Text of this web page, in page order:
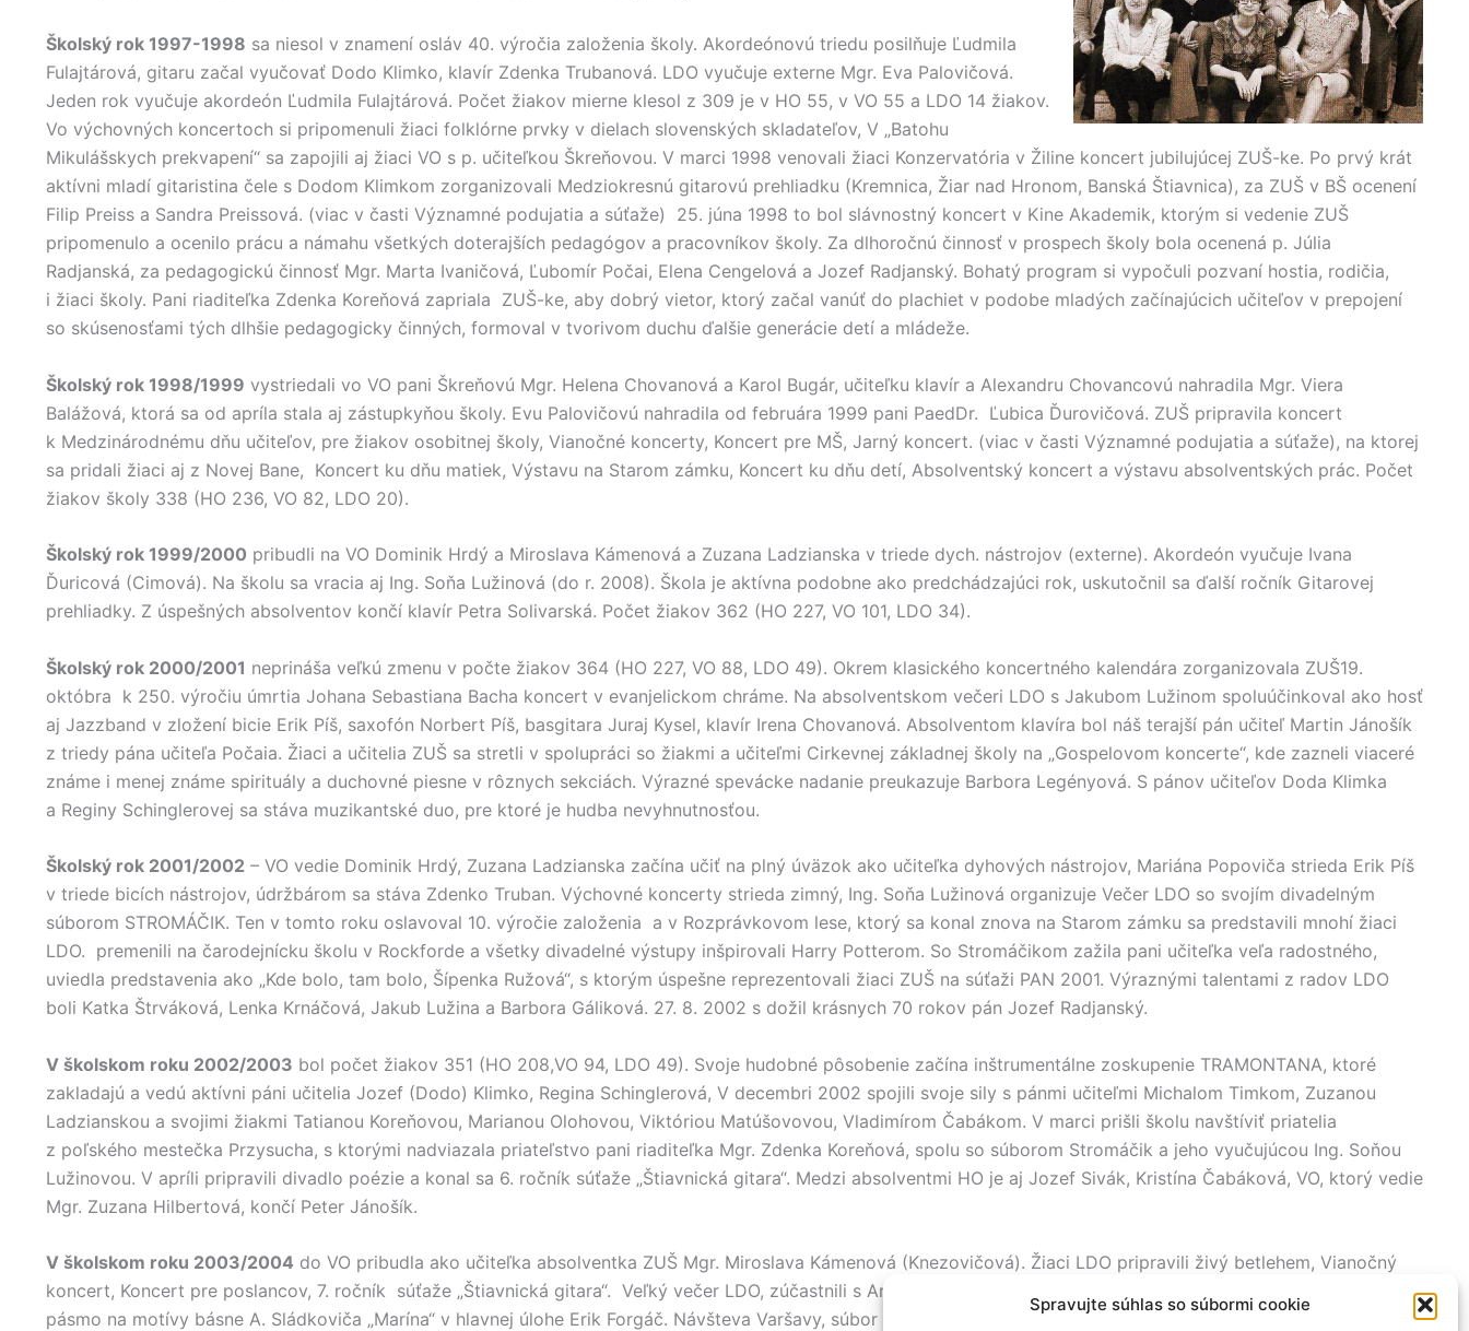
Spravujte súhlas so súbormi cookie
Školský rok 1997-1998 sa niesol v znamení osláv 40. výročia založenia školy. Akordeónovú triedu posilňuje Ľudmila
Fulajtárová, gitaru začal vyučovať Dodo Klimko, klavír Zdenka Trubanová. LDO vyučuje externe Mgr. Eva Palovičová.
Jeden rok vyučuje akordeón Ľudmila Fulajtárová. Počet žiakov mierne klesol z 309 je v HO 55, v VO 55 a LDO 14 žiakov.
Vo výchovných koncertoch si pripomenuli žiaci folklórne prvky v dielach slovenských skladateľov, V „Batohu
Mikulášskych prekvapení“ sa zapojili aj žiaci VO s p. učiteľkou Škreňovou. V marci 1998 venovali žiaci Konzervatória v Žiline koncert jubilujúcej ZUŠ-ke. Po prvý krát
aktívni mladí gitaristina čele s Dodom Klimkom zorganizovali Medziokresnú gitarovú prehliadku (Kremnica, Žiar nad Hronom, Banská Štiavnica), za ZUŠ v BŠ ocenení
Filip Preiss a Sandra Preissová. (viac v časti Významné podujatia a súťaže) 25. júna 1998 to bol slávnostný koncert v Kine Akademik, ktorým si vedenie ZUŠ
pripomenulo a ocenilo prácu a námahu všetkých doterajších pedagógov a pracovníkov školy. Za dlhoročnú činnosť v prospech školy bola ocenená p. Júlia
Radjanská, za pedagogickú činnosť Mgr. Marta Ivaničová, Ľubomír Počai, Elena Cengelová a Jozef Radjanský. Bohatý program si vypočuli pozvaní hostia, rodičia,
i žiaci školy. Pani riaditeľka Zdenka Koreňová zapriala ZUŠ-ke, aby dobrý vietor, ktorý začal vanúť do plachiet v podobe mladých začínajúcich učiteľov v prepojení
so skúsenosťami tých dlhšie pedagogicky činných, formoval v tvorivom duchu ďalšie generácie detí a mládeže.
Školský rok 1998/1999 vystriedali vo VO pani Škreňovú Mgr. Helena Chovanová a Karol Bugár, učiteľku klavír a Alexandru Chovancovú nahradila Mgr. Viera
Balážová, ktorá sa od apríla stala aj zástupkyňou školy. Evu Palovičovú nahradila od februára 1999 pani PaedDr. Ľubica Ďurovičová. ZUŠ pripravila koncert
k Medzinárodnému dňu učiteľov, pre žiakov osobitnej školy, Vianočné koncerty, Koncert pre MŠ, Jarný koncert. (viac v časti Významné podujatia a súťaže), na ktorej
sa pridali žiaci aj z Novej Bane, Koncert ku dňu matiek, Výstavu na Starom zámku, Koncert ku dňu detí, Absolventský koncert a výstavu absolventských prác. Počet
žiakov školy 338 (HO 236, VO 82, LDO 20).
Školský rok 1999/2000 pribudli na VO Dominik Hrdý a Miroslava Kámenová a Zuzana Ladzianska v triede dych. nástrojov (externe). Akordeón vyučuje Ivana
Ďuricová (Cimová). Na školu sa vracia aj Ing. Soňa Lužinová (do r. 2008). Škola je aktívna podobne ako predchádzajúci rok, uskutočnil sa ďalší ročník Gitarovej
prehliadky. Z úspešných absolventov končí klavír Petra Solivarská. Počet žiakov 362 (HO 227, VO 101, LDO 34).
Školský rok 2000/2001 neprináša veľkú zmenu v počte žiakov 364 (HO 227, VO 88, LDO 49). Okrem klasického koncertného kalendára zorganizovala ZUŠ19.
októbra k 250. výročiu úmrtia Johana Sebastiana Bacha koncert v evanjelickom chráme. Na absolventskom večeri LDO s Jakubom Lužinom spoluúčinkoval ako hosť
aj Jazzband v zložení bicie Erik Píš, saxofón Norbert Píš, basgitara Juraj Kysel, klavír Irena Chovanová. Absolventom klavíra bol náš terajší pán učiteľ Martin Jánošík
z triedy pána učiteľa Počaia. Žiaci a učitelia ZUŠ sa stretli v spolupráci so žiakmi a učiteľmi Cirkevnej základnej školy na „Gospelovom koncerte“, kde zazneli viaceré
známe i menej známe spirituály a duchovné piesne v rôznych sekciách. Výrazné spevácke nadanie preukazuje Barbora Legényová. S pánov učiteľov Doda Klimka
a Reginy Schinglerovej sa stáva muzikantské duo, pre ktoré je hudba nevyhnutnosťou.
Školský rok 2001/2002 – VO vedie Dominik Hrdý, Zuzana Ladzianska začína učiť na plný úväzok ako učiteľka dyhových nástrojov, Mariána Popoviča strieda Erik Píš
v triede bicích nástrojov, údržbárom sa stáva Zdenko Truban. Výchovné koncerty strieda zimný, Ing. Soňa Lužinová organizuje Večer LDO so svojím divadelným
súborom STROMÁČIK. Ten v tomto roku oslavoval 10. výročie založenia a v Rozprávkovom lese, ktorý sa konal znova na Starom zámku sa predstavili mnohí žiaci
LDO. premenili na čarodejnícku školu v Rockforde a všetky divadelné výstupy inšpirovali Harry Potterom. So Stromáčikom zažila pani učiteľka veľa radostného,
uviedla predstavenia ako „Kde bolo, tam bolo, Šípenka Ružová“, s ktorým úspešne reprezentovali žiaci ZUŠ na súťaži PAN 2001. Výraznými talentami z radov LDO
boli Katka Štrváková, Lenka Krnáčová, Jakub Lužina a Barbora Gáliková. 27. 8. 2002 s dožil krásnych 70 rokov pán Jozef Radjanský.
V školskom roku 2002/2003 bol počet žiakov 351 (HO 208,VO 94, LDO 49). Svoje hudobné pôsobenie začína inštrumentálne zoskupenie TRAMONTANA, ktoré
zakladajú a vedú aktívni páni učitelia Jozef (Dodo) Klimko, Regina Schinglerová, V decembri 2002 spojili svoje sily s pánmi učiteľmi Michalom Timkom, Zuzanou
Ladzianskou a svojimi žiakmi Tatianou Koreňovou, Marianou Olohovou, Viktóriou Matúšovovou, Vladimírom Čabákom. V marci prišli školu navštíviť priatelia
z poľského mestečka Przysucha, s ktorými nadviazala priateľstvo pani riaditeľka Mgr. Zdenka Koreňová, spolu so súborom Stromáčik a jeho vyučujúcou Ing. Soňou
Lužinovou. V apríli pripravili divadlo poézie a konal sa 6. ročník súťaže „Štiavnická gitara“. Medzi absolventmi HO je aj Jozef Sivák, Kristína Čabáková, VO, ktorý vedie
Mgr. Zuzana Hilbertová, končí Peter Jánošík.
V školskom roku 2003/2004 do VO pribudla ako učiteľka absolventka ZUŠ Mgr. Miroslava Kámenová (Knezovičová). Žiaci LDO pripravili živý betlehem, Vianočný
koncert, Koncert pre poslancov, 7. ročník súťaže „Štiavnická gitara“. Veľký večer LDO, zúčastnili s Art pódia v Libresse, uviedli divadielko Zelené jelene“ , divadelné
pásmo na motívy básne A. Sládkoviča „Marína“ v hlavnej úlohe Erik Forgáč. Návšteva Varšavy, súbor Yemelo sa 4. Krát zúčastnil Kremnických gagov s predstaveniami